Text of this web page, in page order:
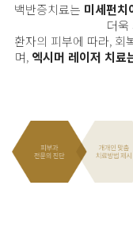
백반증치료는 미세펀치
더욱
환자의 피부에 따라, 회
며, 엑시머 레이저 치료